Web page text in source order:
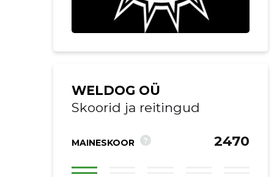
WELDOG OÜ
Skoorid ja reitingud
MAINESKOOR ? 2470